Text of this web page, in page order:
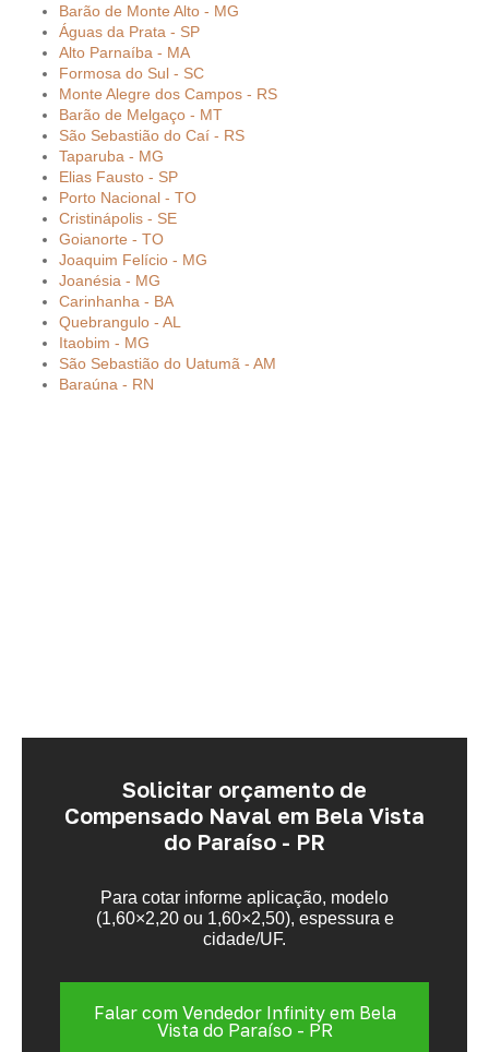
Barão de Monte Alto - MG
Águas da Prata - SP
Alto Parnaíba - MA
Formosa do Sul - SC
Monte Alegre dos Campos - RS
Barão de Melgaço - MT
São Sebastião do Caí - RS
Taparuba - MG
Elias Fausto - SP
Porto Nacional - TO
Cristinápolis - SE
Goianorte - TO
Joaquim Felício - MG
Joanésia - MG
Carinhanha - BA
Quebrangulo - AL
Itaobim - MG
São Sebastião do Uatumã - AM
Baraúna - RN
Solicitar orçamento de
Compensado Naval em Bela Vista
do Paraíso - PR
Para cotar informe aplicação, modelo
(1,60×2,20 ou 1,60×2,50), espessura e
cidade/UF.
Falar com Vendedor Infinity em Bela
Vista do Paraíso - PR